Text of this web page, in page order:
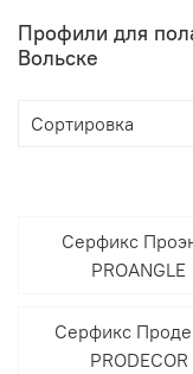
Профили для
Вольске
Серфикс
PROANGLE
Серфикс
PRODECOR